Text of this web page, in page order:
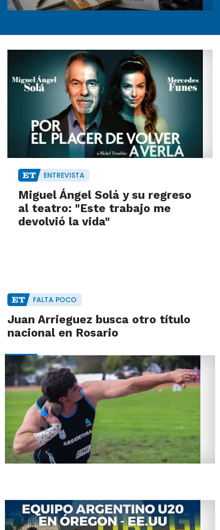
ENTREVISTA
Miguel Ángel Solá y su regreso
al teatro: "Este trabajo me
devolvió la vida"
FALTA POCO
Juan Arrieguez busca otro título
nacional en Rosario